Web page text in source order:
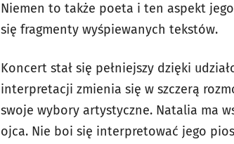
Niemen to także poeta i ten aspekt
się fragmenty wyśpiewanych tekstów.
Koncert stał się pełniejszy dzięki
interpretacji zmienia się w szczerą
swoje wybory artystyczne. Natalia ma
ojca. Nie boi się interpretować jego